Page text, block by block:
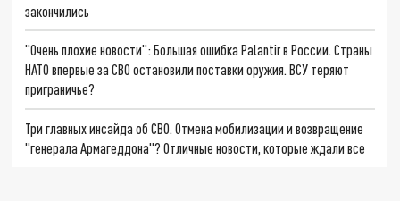
закончились
"Очень плохие новости": Большая ошибка Palantir в России. Страны
НАТО впервые за СВО остановили поставки оружия. ВСУ теряют
приграничье?
Три главных инсайда об СВО. Отмена мобилизации и возвращение
"генерала Армагеддона"? Отличные новости, которые ждали все